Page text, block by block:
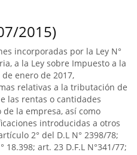
2015)
incorporadas por la Ley N°
a la Ley sobre Impuesto a la
enero de 2017,
relativas a la tributación de
las rentas o cantidades
la empresa, así como
introducidas a otros
2° del D.L N° 2398/78;
18.398; art. 23 D.F.L N°341/77;